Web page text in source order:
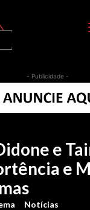
- Publicidade -
e
e
Notícias